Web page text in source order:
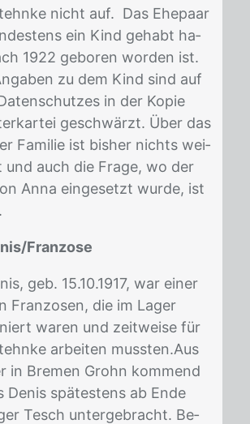
nicht auf. Das Ehe­paar
ein Kind ge­habt ha­
1922 ge­bo­ren wor­den ist.
zu dem Kind sind auf
in der Ko­pie
ge­schwärzt. Über das
Fa­mi­lie ist bis­her nichts wei­
auch die Fra­ge, wo der
Anna ein­ge­setzt wur­de, ist
Franzose
geb. 15.10.1917, war ei­ner
Fran­zo­sen, die im La­ger
wa­ren und zeit­wei­se für
ar­bei­ten muss­ten.Aus
in Bre­men Grohn kom­mend
De­nis spä­tes­tens ab Ende
Tesch un­ter­ge­bracht. Be­